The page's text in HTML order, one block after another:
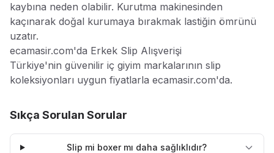
kaybına neden olabilir. Kurutma makinesinden
kaçınarak doğal kurumaya bırakmak lastiğin ömrünü
uzatır.
ecamasir.com'da Erkek Slip Alışverişi
Türkiye'nin güvenilir iç giyim markalarının slip
koleksiyonları uygun fiyatlarla ecamasir.com'da.
Sıkça Sorulan Sorular
Slip mi boxer mı daha sağlıklıdır?